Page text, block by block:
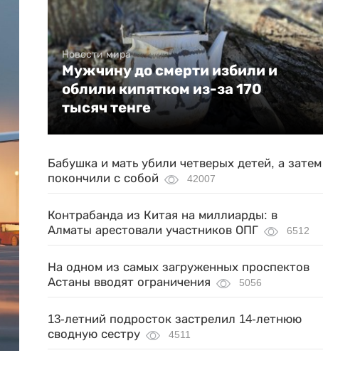
Новости мира
Мужчину до смерти избили и
облили кипятком из-за 170
тысяч тенге
Бабушка и мать убили четверых детей, а затем
покончили с собой
42007
Контрабанда из Китая на миллиарды: в
Алматы арестовали участников ОПГ
6512
На одном из самых загруженных проспектов
Астаны вводят ограничения
5056
13-летний подросток застрелил 14-летнюю
сводную сестру
4511